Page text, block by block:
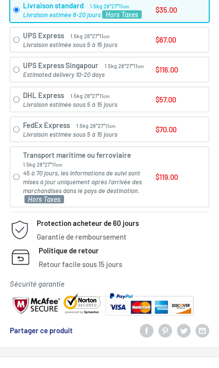
Livraison standard 1.5kg 28*27*11cm
Livraison estimée 8-20 jours Hors Taxes
$35.00
UPS Express 1.5kg 28*27*11cm
Livraison estimée sous 5 à 15 jours
$67.00
UPS Express Singapour 1.5kg 28*27*11cm
Estimated delivery 10-20 days
$116.00
DHL Express 1.5kg 28*27*11cm
Livraison estimée sous 5 à 15 jours
$57.00
FedEx Express 1.5kg 28*27*11cm
Livraison estimée sous 5 à 15 jours
$70.00
Transport maritime ou ferroviaire
1.5kg 28*27*11cm
45 à 70 jours, les informations de suivi sont
mises à jour uniquement après l'arrivée des
marchandises dans le pays de destination.
Hors Taxes
$119.00
Protection acheteur de 60 jours
Garantie de remboursement
Politique de retour
Retour facile sous 15 jours
Sécurité garantie
Partager ce produit